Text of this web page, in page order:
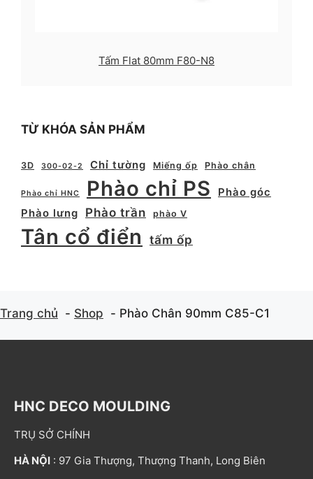
Tấm Flat 80mm F80-N8
TỪ KHÓA SẢN PHẨM
3D 300-02-2 Chỉ tường Miếng ốp Phào chân
Phào chỉ HNC Phào chỉ PS
Phào góc
Phào lưng
Phào trần phào V
Tân cổ điển tấm ốp
Trang chủ Shop Phào Chân 90mm C85-C1
HNC DECO MOULDING
TRỤ SỞ CHÍNH
HÀ NỘI : 97 Gia Thượng, Thượng Thanh, Long Biên